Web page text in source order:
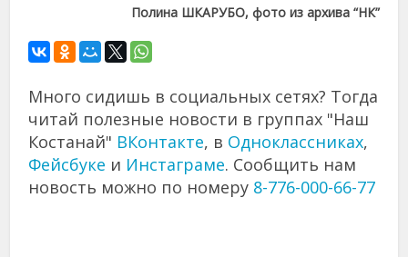
Полина ШКАРУБО, фото из архива “НК”
Много сидишь в социальных сетях? Тогда
читай полезные новости в группах "Наш
Костанай" ВКонтакте, в Одноклассниках,
Фейсбуке и Инстаграме. Сообщить нам
новость можно по номеру 8-776-000-66-77